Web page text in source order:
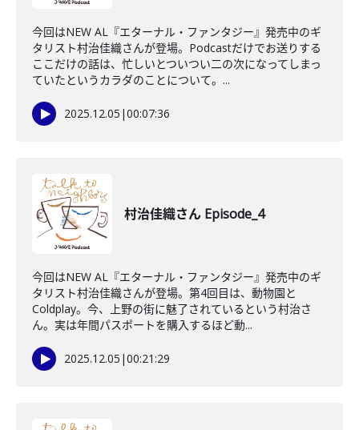
今回はNEW AL『エターナル・ファンタジー』発売中のギ
タリスト村治佳織さんが登場。Podcastだけでお送りする
ここだけの話は、忙しいとついつい二の次になってしまっ
ていたというカラダのことについて。...
2025.12.05 |00:07:36
村治佳織さん Episode_4
今回はNEW AL『エターナル・ファンタジー』発売中のギ
タリスト村治佳織さんが登場。第4回目は、動物園と
Coldplay。今、上野の街に魅了されているという村治さ
ん。実は年間パスポートを購入するほど動...
2025.12.05 |00:21:29